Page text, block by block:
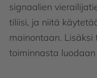
signaalien
tiliisi, ja niitä
mainontaan.
toiminnasta